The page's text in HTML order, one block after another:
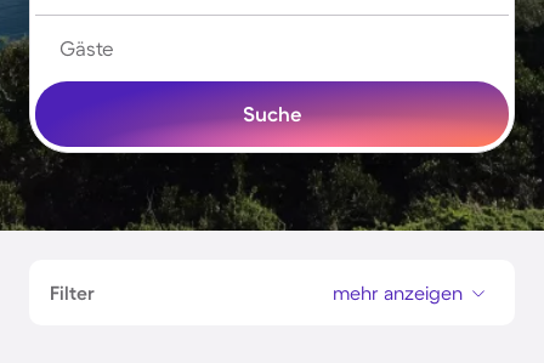
Gäste
Suche
Filter mehr anzeigen